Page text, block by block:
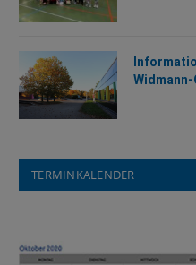
Widmann-
TERMINKALENDER